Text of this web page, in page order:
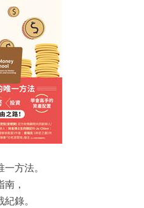
方法。
，
錄。